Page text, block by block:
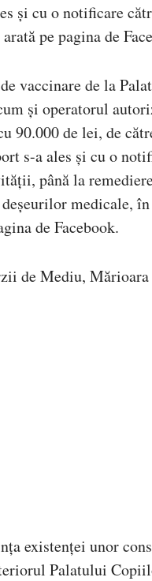
și cu o notificare
pe pagina de
vaccinare de la
și operatorul
90.000 de lei, de
s-a ales și cu o
până la
medicale,
de Facebook.
de Mediu,
existenței unor
Palatului